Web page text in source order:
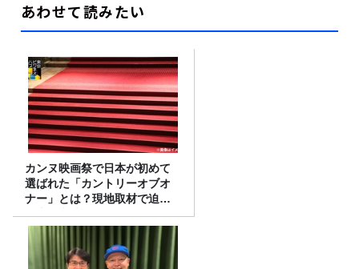
あわせて読みたい
カンヌ映画祭で日本が初めて
選ばれた「カントリーオブオ
ナー」とは？現地取材で迫る
選出の意味